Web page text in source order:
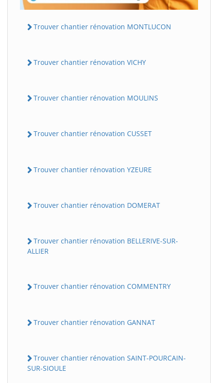
Trouver chantier rénovation MONTLUCON
Trouver chantier rénovation VICHY
Trouver chantier rénovation MOULINS
Trouver chantier rénovation CUSSET
Trouver chantier rénovation YZEURE
Trouver chantier rénovation DOMERAT
Trouver chantier rénovation BELLERIVE-SUR-
ALLIER
Trouver chantier rénovation COMMENTRY
Trouver chantier rénovation GANNAT
Trouver chantier rénovation SAINT-POURCAIN-
SUR-SIOULE